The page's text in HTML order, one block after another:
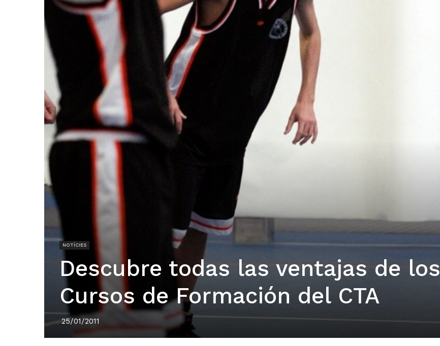
NOTÍCIES
Descubre todas las ventajas de los
Cursos de Formación del CTA
25/01/2011